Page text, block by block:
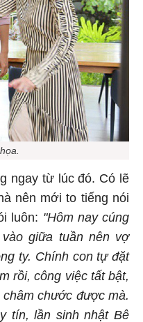
ngay từ lúc đó. Có lẽ
nên mới to tiếng nói
luôn: "Hôm nay cúng
giữa tuần nên vợ
ty. Chính con tự đặt
rồi, công việc tất bật,
chước được mà.
tín, lần sinh nhật Bê